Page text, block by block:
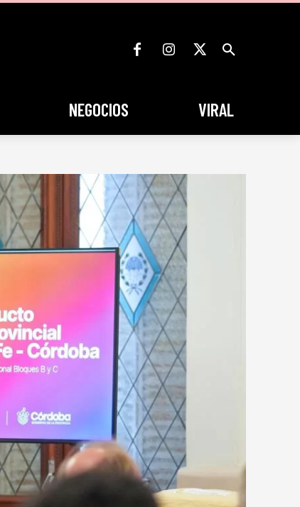
NEGOCIOS VIRAL